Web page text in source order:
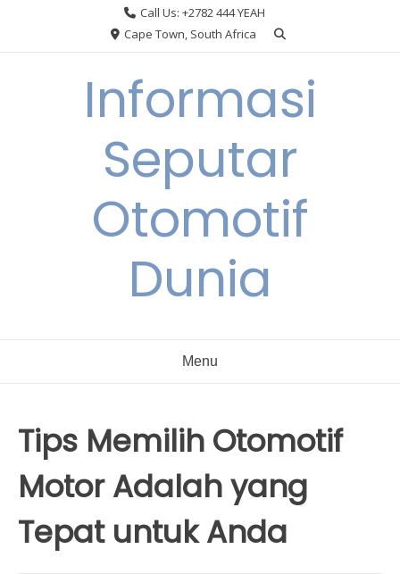
Call Us: +2782 444 YEAH
Cape Town, South Africa
Informasi
Seputar
Otomotif
Dunia
Menu
Tips Memilih Otomotif
Motor Adalah yang
Tepat untuk Anda